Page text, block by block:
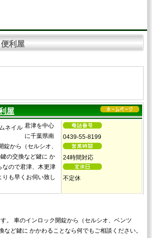
利屋
屋
君津を中心
に千葉県南
から（セルシオ、
の交換など鍵に か
なので君津、木更津
も早くお伺い致し
0439-55-8199
24時間対応
不定休
。 車のインロック開錠から（セルシオ、ベンツ
ど鍵に かかわることなら何でもご相談ください。